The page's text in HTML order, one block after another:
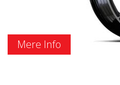
Mere Info